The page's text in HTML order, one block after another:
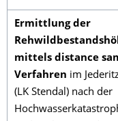
Ermittlung der
mittels distance
Verfahren im
(LK Stendal) nach der